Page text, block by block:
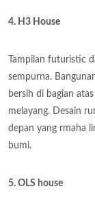
4. H3 House
Tampilan futuristic
sempurna.
bersih di bagian
melayang. Desain
depan yang rmaha
bumi.
5. OLS house